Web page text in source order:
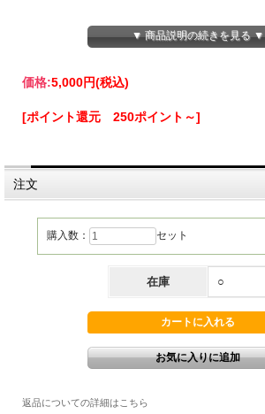
▼ 商品説明の続きを見る ▼
価格:5,000円(税込)
[ポイント還元 250ポイント～]
注文
購入数： セット
在庫 ○
返品についての詳細はこちら